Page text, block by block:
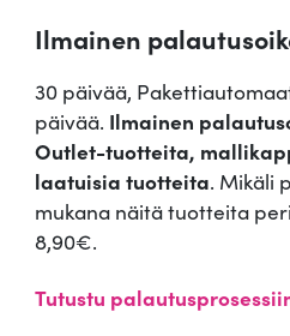
Ilmainen
30 päivää,
päivää. Ilmainen
Outlet-tuotteita,
laatuisia tuotteita. Mikäli
mukana näitä tuotteita
8,90€.
Tutustu